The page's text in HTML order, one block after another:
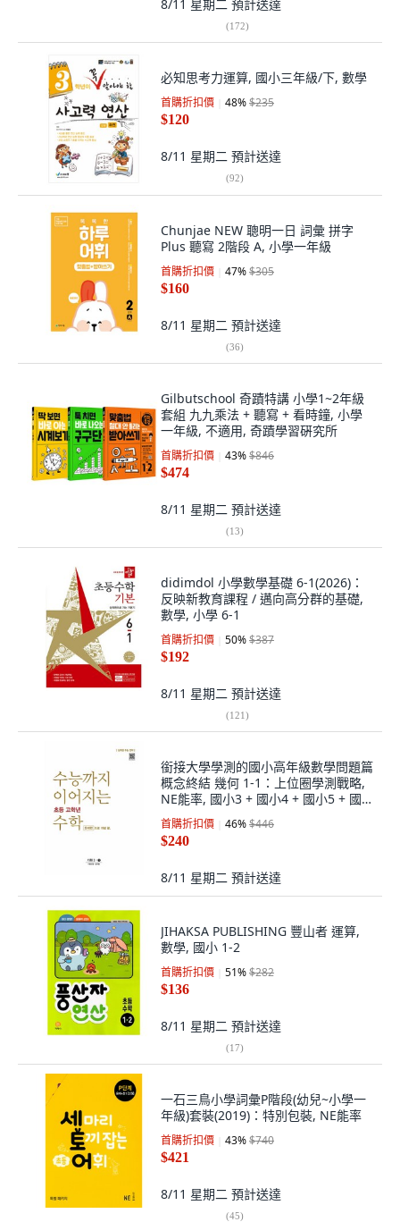
8/11 星期二 預計送達
(172)
必知思考力運算, 國小三年級/下, 數學
首購折扣價 48%$235
$120
8/11 星期二 預計送達
(92)
Chunjae NEW 聰明一日 詞彙 拼字
Plus 聽寫 2階段 A, 小學一年級
首購折扣價 47%$305
$160
8/11 星期二 預計送達
(36)
Gilbutschool 奇蹟特講 小學1~2年級
套組 九九乘法 + 聽寫 + 看時鐘, 小學
一年級, 不適用, 奇蹟學習硏究所
首購折扣價 43%$846
$474
8/11 星期二 預計送達
(13)
didimdol 小學數學基礎 6-1(2026)：
反映新教育課程 / 邁向高分群的基礎,
數學, 小學 6-1
首購折扣價 50%$387
$192
8/11 星期二 預計送達
(121)
銜接大學學測的國小高年級數學問題篇
概念終結 幾何 1-1：上位圈學測戰略,
NE能率, 國小3 + 國小4 + 國小5 + 國
小6
首購折扣價 46%$446
$240
8/11 星期二 預計送達
JIHAKSA PUBLISHING 豐山者 運算,
數學, 國小 1-2
首購折扣價 51%$282
$136
8/11 星期二 預計送達
(17)
一石三鳥小學詞彙P階段(幼兒~小學一
年級)套裝(2019)：特別包裝, NE能率
首購折扣價 43%$740
$421
8/11 星期二 預計送達
(45)